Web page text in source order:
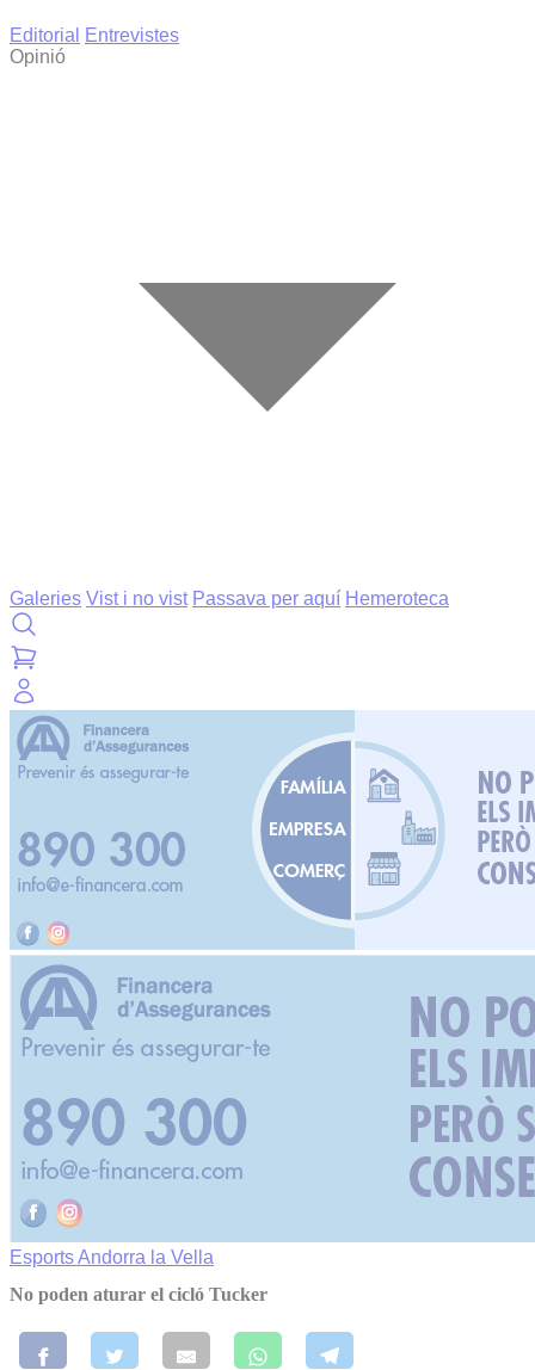
Editorial
Entrevistes
Opinió
Galeries Vist i no vist Passava per aquí Hemeroteca
EsportsAndorra la Vella
No poden aturar el cicló Tucker